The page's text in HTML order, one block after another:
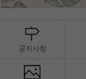
공지사항